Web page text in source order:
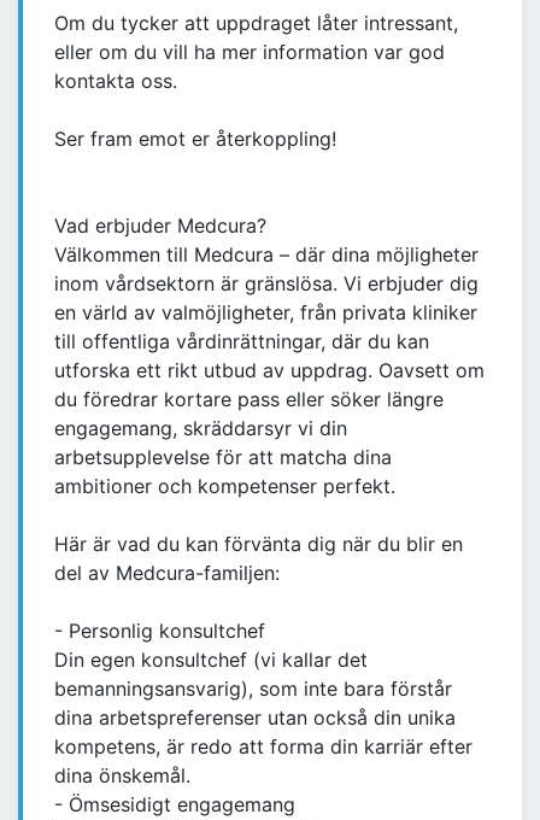
Om du tycker att uppdraget låter intressant,
eller om du vill ha mer information var god
kontakta oss.
Ser fram emot er återkoppling!
Vad erbjuder Medcura?
Välkommen till Medcura – där dina möjligheter
inom vårdsektorn är gränslösa. Vi erbjuder dig
en värld av valmöjligheter, från privata kliniker
till offentliga vårdinrättningar, där du kan
utforska ett rikt utbud av uppdrag. Oavsett om
du föredrar kortare pass eller söker längre
engagemang, skräddarsyr vi din
arbetsupplevelse för att matcha dina
ambitioner och kompetenser perfekt.
Här är vad du kan förvänta dig när du blir en
del av Medcura-familjen:
- Personlig konsultchef
Din egen konsultchef (vi kallar det
bemanningsansvarig), som inte bara förstår
dina arbetspreferenser utan också din unika
kompetens, är redo att forma din karriär efter
dina önskemål.
- Ömsesidigt engagemang